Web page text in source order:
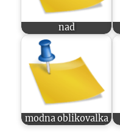
nad
modna oblikovalka